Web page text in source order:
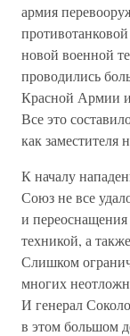
армия
новой военной
проводились
Красной Армии и
Все это
как заместителя
К началу
Союз не все
и
техникой, а
Слишком
многих
И генерал
в этом большом